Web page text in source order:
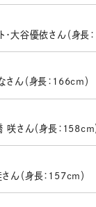
・大谷優依さん（身長
さん（身長：166cm）
咲さん（身長：158cm
ん（身長：157cm）